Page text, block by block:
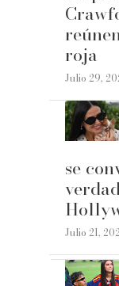
roja
Julio 29,
se
Julio 21,